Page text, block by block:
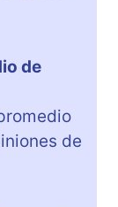
de
de